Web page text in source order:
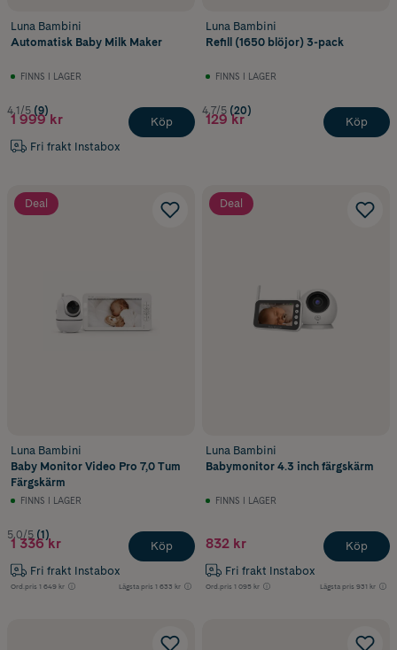
Luna Bambini
Automatisk Baby Milk Maker
FINNS I LAGER
4.1/5 (9)
1 999 kr
Fri frakt Instabox
Köp
Luna Bambini
Refill (1650 blöjor) 3-pack
FINNS I LAGER
4.7/5 (20)
129 kr Köp
Deal
Luna Bambini
Baby Monitor Video Pro 7,0 Tum
Färgskärm
FINNS I LAGER
5.0/5 (1)
1 336 kr
Fri frakt Instabox
Ord.pris 1 649 kr Lägsta pris 1 633 kr
Köp
Deal
Luna Bambini
Babymonitor 4.3 inch färgskärm
FINNS I LAGER
832 kr
Fri frakt Instabox
Ord.pris 1 095 kr Lägsta pris 931 kr
Köp